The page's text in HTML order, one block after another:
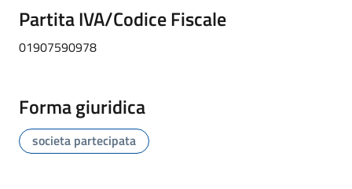
Partita IVA/Codice Fiscale
01907590978
Forma giuridica
societa partecipata